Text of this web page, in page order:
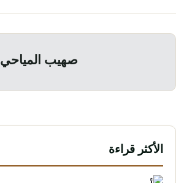
صهيب المياحي
الأكثر قراءة